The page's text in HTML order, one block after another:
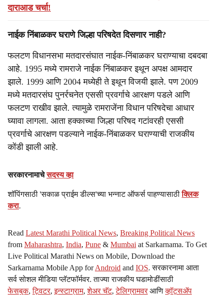
दाराआड चर्चा!
नाईक निंबाळकर घराणे जिल्हा परिषदेत दिसणार नाही?
फलटण विधानसभा मतदारसंघात नाईक-निंबाळकर घराण्याचा दबदबा
आहे. 1995 मध्ये रामराजे नाईक निंबाळकर इथून अपक्ष आमदार
झाले. 1999 आणि 2004 मध्येही ते इथून विजयी झाले. पण 2009
मध्ये मतदारसंघ पुनर्रचनेत एससी प्रवर्गाचे आरक्षण पडले आणि
फलटण राखीव झाले. त्यामुळे रामराजेंना विधान परिषदेचा आधार
घ्यावा लागला. आता हक्काच्या जिल्हा परिषद गटांवरही एससी
प्रवर्गाचे आरक्षण पडल्याने नाईक-निंबाळकर घराण्याची राजकीय
कोंडी झाली आहे.
सरकारनामाचेसदस्य व्हा
शॉपिंगसाठी 'सकाळ प्राईम डील्स'च्या भन्नाट ऑफर्स पाहण्यासाठीक्लिक
करा.
Read Latest Marathi Political News, Breaking Political News
from Maharashtra, India, Pune & Mumbai at Sarkarnama. To Get
Live Political Marathi News on Mobile, Download the
Sarkarnama Mobile App forAndroid and IOS. सरकारनामा आता
सर्व सोशल मीडिया प्लॅटफॉर्मवर. ताज्या राजकीय घडामोडींसाठी
फेसबुक,ट्विटर,इन्स्टाग्राम,शेअर चॅट,टेलिग्रामवर आणिव्हॉट्सॲप